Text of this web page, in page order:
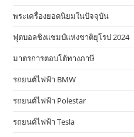
พระเครื่องยอดนิยมในปัจจุบัน
ฟุตบอลชิงแชมป์แห่งชาติยุโรป 2024
มาตรการตอบโต้ทางภาษี
รถยนต์ไฟฟ้า BMW
รถยนต์ไฟฟ้า Polestar
รถยนต์ไฟฟ้า Tesla